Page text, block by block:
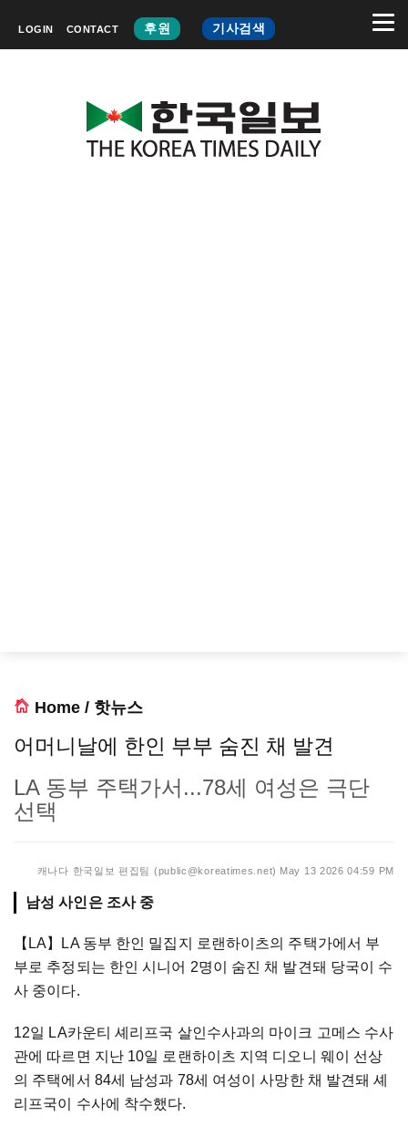
LOGIN CONTACT 후원 기사검색
Home / 핫뉴스
어머니날에 한인 부부 숨진 채 발견
LA 동부 주택가서...78세 여성은 극단
선택
캐나다 한국일보 편집팀 (public@koreatimes.net) May 13 2026 04:59 PM
남성 사인은 조사 중
【LA】LA 동부 한인 밀집지 로랜하이츠의 주택가에서 부
부로 추정되는 한인 시니어 2명이 숨진 채 발견돼 당국이 수
사 중이다.
12일 LA카운티 셰리프국 살인수사과의 마이크 고메스 수사
관에 따르면 지난 10일 로랜하이츠 지역 디오니 웨이 선상
의 주택에서 84세 남성과 78세 여성이 사망한 채 발견돼 셰
리프국이 수사에 착수했다.